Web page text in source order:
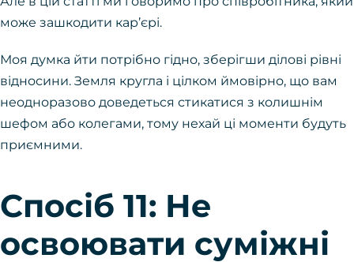
може зашкодити кар’єрі.
Моя думка йти потрібно гідно, зберігши ділові рівні
відносини. Земля кругла і цілком ймовірно, що вам
неодноразово доведеться стикатися з колишнім
шефом або колегами, тому нехай ці моменти будуть
приємними.
Спосіб 11: Не
освоювати суміжні